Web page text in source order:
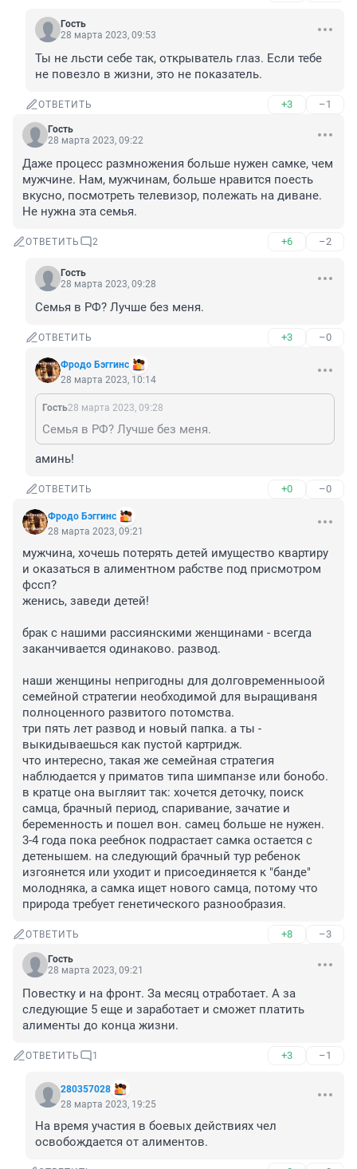
Гость
28 марта 2023, 09:53
Ты не льсти себе так, открыватель глаз. Если тебе
не повезло в жизни, это не показатель.
ОТВЕТИТЬ +3 –1
Гость
28 марта 2023, 09:22
Даже процесс размножения больше нужен самке, чем
мужчине. Нам, мужчинам, больше нравится поесть
вкусно, посмотреть телевизор, полежать на диване.
Не нужна эта семья.
ОТВЕТИТЬ 2 +6 –2
Гость
28 марта 2023, 09:28
Семья в РФ? Лучше без меня.
ОТВЕТИТЬ +3 –0
Фродо Бэггинс
28 марта 2023, 10:14
Гость28 марта 2023, 09:28
Семья в РФ? Лучше без меня.
аминь!
ОТВЕТИТЬ +0 –0
Фродо Бэггинс
28 марта 2023, 09:21
мужчина, хочешь потерять детей имущество квартиру
и оказаться в алиментном рабстве под присмотром
фссп?
женись, заведи детей!
брак с нашими рассиянскими женщинами - всегда
заканчивается одинаково. развод.
наши женщины непригодны для долговременныоой
семейной стратегии необходимой для выращиваня
полноценного развитого потомства.
три пять лет развод и новый папка. а ты -
выкидываешься как пустой картридж.
что интересно, такая же семейная стратегия
наблюдается у приматов типа шимпанзе или бонобо.
в кратце она выгляит так: хочется деточку, поиск
самца, брачный период, спаривание, зачатие и
беременность и пошел вон. самец больше не нужен.
3-4 года пока реебнок подрастает самка остается с
детенышем. на следующий брачный тур ребенок
изгоянется или уходит и присоединяется к "банде"
молодняка, а самка ищет нового самца, потому что
природа требует генетического разнообразия.
ОТВЕТИТЬ +8 –3
Гость
28 марта 2023, 09:21
Повестку и на фронт. За месяц отработает. А за
следующие 5 еще и заработает и сможет платить
алименты до конца жизни.
ОТВЕТИТЬ 1 +3 –1
280357028
28 марта 2023, 19:25
На время участия в боевых действиях чел
освобождается от алиментов.